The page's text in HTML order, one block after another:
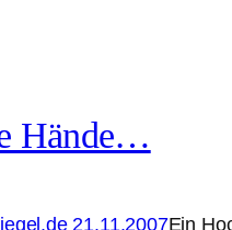
Hände…
Ein